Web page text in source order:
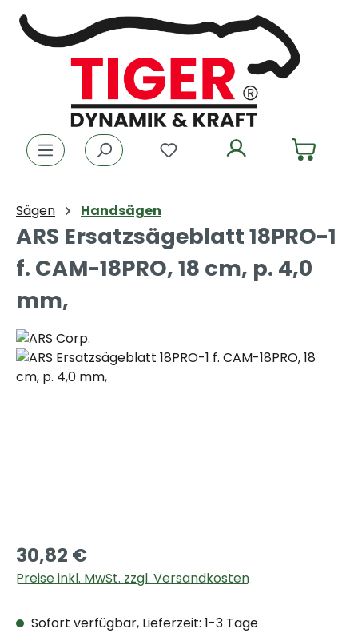
Zum Hauptinhalt springen
Du hast 0 Produkte auf
Sägen Handsägen
ARS Ersatzsägeblatt 18PRO-1
f. CAM-18PRO, 18 cm, p. 4,0
mm,
Bildergalerie überspringen
30,82 €
Preise inkl. MwSt. zzgl. Versandkosten
Sofort verfügbar, Lieferzeit: 1-3 Tage